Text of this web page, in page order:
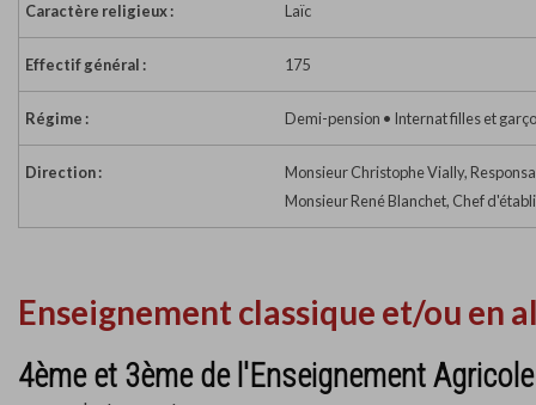
Caractère religieux : Laïc
Effectif général : 175
Régime : Demi-pension • Internat filles et
Direction :
Monsieur Christophe Vially,
Monsieur René Blanchet, Chef
Enseignement classique et/ou en
4ème et 3ème de l'Enseignement Agricole